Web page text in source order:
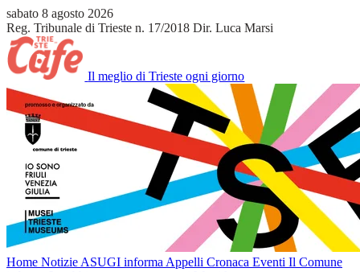
sabato 8 agosto 2026
Reg. Tribunale di Trieste n. 17/2018 Dir. Luca Marsi
Il meglio di Trieste ogni giorno
Home Notizie ASUGI informa Appelli Cronaca Eventi Il Comune